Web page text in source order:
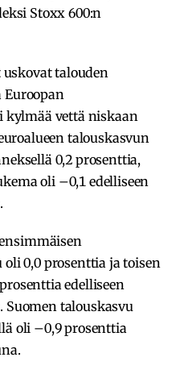
Stoxx 600:n
talouden
vettä niskaan
talouskasvun
0,2 prosenttia,
oli –0,1 edelliseen
0,0 prosenttia ja toisen
edelliseen
talouskasvu
oli –0,9 prosenttia